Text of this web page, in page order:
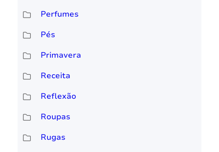
Perfumes
Pés
Primavera
Receita
Reflexão
Roupas
Rugas